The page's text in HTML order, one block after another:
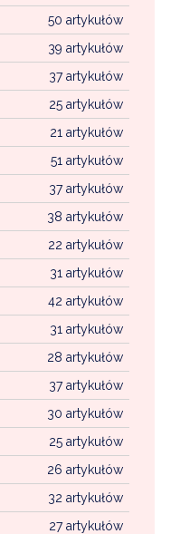
50 artykułów
39 artykułów
37 artykułów
25 artykułów
21 artykułów
51 artykułów
37 artykułów
38 artykułów
22 artykułów
31 artykułów
42 artykułów
31 artykułów
28 artykułów
37 artykułów
30 artykułów
25 artykułów
26 artykułów
32 artykułów
27 artykułów